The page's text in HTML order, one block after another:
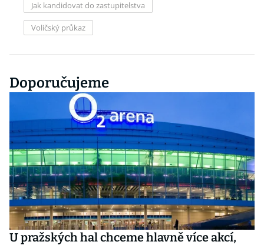
Jak kandidovat do zastupitelstva
Voličský průkaz
Doporučujeme
U pražských hal chceme hlavně více akcí,